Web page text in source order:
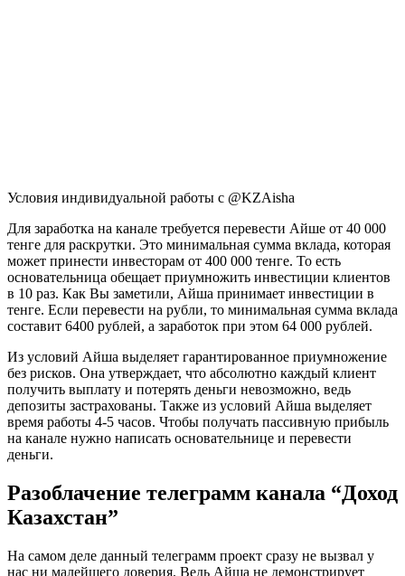
Условия индивидуальной работы с @KZAisha
Для заработка на канале требуется перевести Айше от 40 000
тенге для раскрутки. Это минимальная сумма вклада, которая
может принести инвесторам от 400 000 тенге. То есть
основательница обещает приумножить инвестиции клиентов
в 10 раз. Как Вы заметили, Айша принимает инвестиции в
тенге. Если перевести на рубли, то минимальная сумма вклада
составит 6400 рублей, а заработок при этом 64 000 рублей.
Из условий Айша выделяет гарантированное приумножение
без рисков. Она утверждает, что абсолютно каждый клиент
получить выплату и потерять деньги невозможно, ведь
депозиты застрахованы. Также из условий Айша выделяет
время работы 4-5 часов. Чтобы получать пассивную прибыль
на канале нужно написать основательнице и перевести
деньги.
Разоблачение телеграмм канала “Доход
Казахстан”
На самом деле данный телеграмм проект сразу не вызвал у
нас ни малейшего доверия. Ведь Айша не демонстрирует